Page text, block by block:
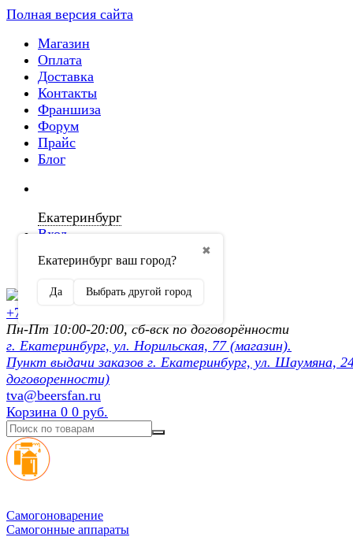
Полная версия сайта
Магазин
Оплата
Доставка
Контакты
Франшиза
Форум
Прайс
Блог
Екатеринбург
✖
Екатеринбург ваш город?
Да Выбрать другой город
Вход
Регистрация
+7 (902) 872-54-70
Пн-Пт 10:00-20:00, сб-вск по договорённости
г. Екатеринбург, ул. Норильская, 77 (магазин).
Пункт выдачи заказов г. Екатеринбург, ул. Шаумяна,
договоренности)
tva@beersfan.ru
Корзина 0 0 руб.
Cамогоноварение
Самогонные аппараты